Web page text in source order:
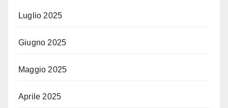
Luglio 2025
Giugno 2025
Maggio 2025
Aprile 2025